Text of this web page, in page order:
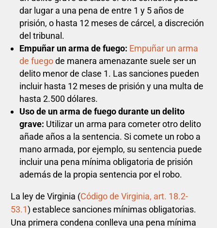
dar lugar a una pena de entre 1 y 5 años de
prisión, o hasta 12 meses de cárcel, a discreción
del tribunal.
Empuñar un arma de fuego: Empuñar un arma
de fuegode manera amenazante suele ser un
delito menor de clase 1. Las sanciones pueden
incluir hasta 12 meses de prisión y una multa de
hasta 2.500 dólares.
Uso de un arma de fuego durante un delito
grave: Utilizar un arma para cometer otro delito
añade años a la sentencia. Si comete un robo a
mano armada, por ejemplo, su sentencia puede
incluir una pena mínima obligatoria de prisión
además de la propia sentencia por el robo.
La ley de Virginia (Código de Virginia, art. 18.2-
53.1) establece sanciones mínimas obligatorias.
Una primera condena conlleva una pena mínima